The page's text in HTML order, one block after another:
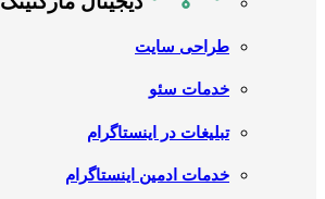
طراحی سایت
خدمات سئو
تبلیغات در اینستاگرام
خدمات ادمین اینستاگرام